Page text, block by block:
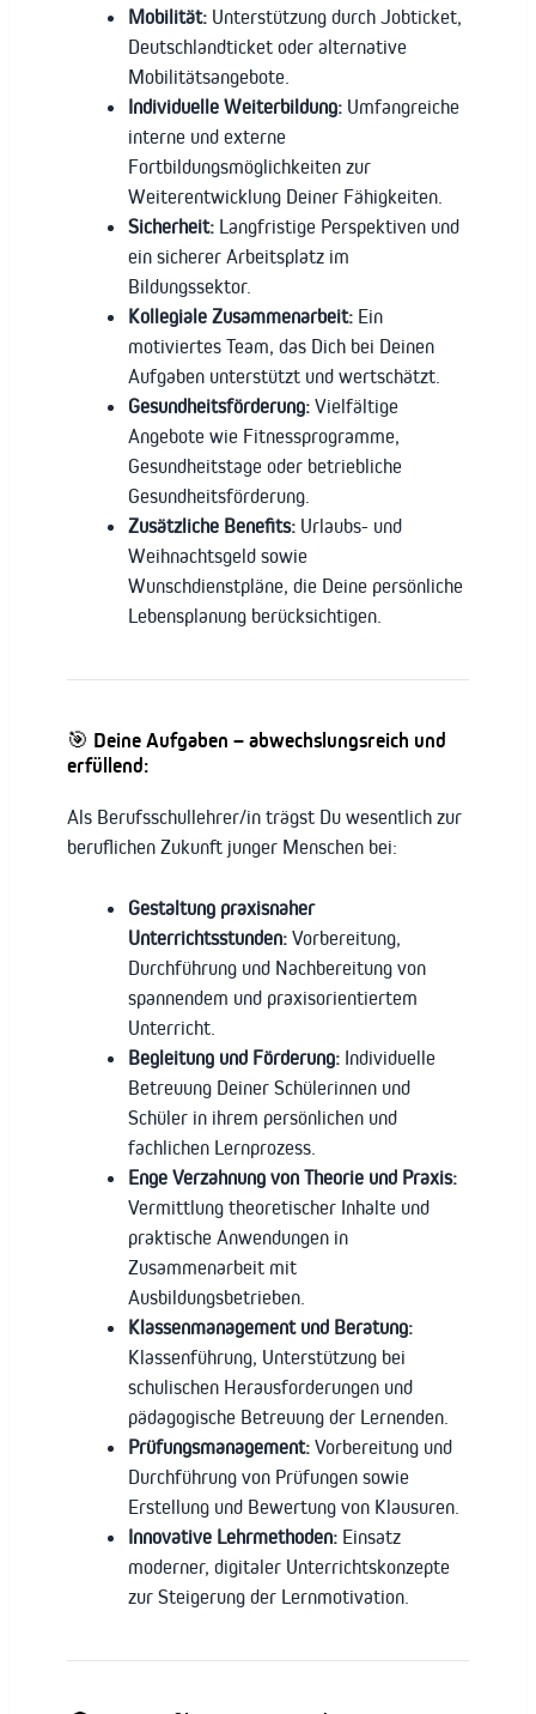
Mobilität: Unterstützung durch Jobticket,
Deutschlandticket oder alternative
Mobilitätsangebote.
Individuelle Weiterbildung: Umfangreiche
interne und externe
Fortbildungsmöglichkeiten zur
Weiterentwicklung Deiner Fähigkeiten.
Sicherheit: Langfristige Perspektiven und
ein sicherer Arbeitsplatz im
Bildungssektor.
Kollegiale Zusammenarbeit: Ein
motiviertes Team, das Dich bei Deinen
Aufgaben unterstützt und wertschätzt.
Gesundheitsförderung: Vielfältige
Angebote wie Fitnessprogramme,
Gesundheitstage oder betriebliche
Gesundheitsförderung.
Zusätzliche Benefits: Urlaubs- und
Weihnachtsgeld sowie
Wunschdienstpläne, die Deine persönliche
Lebensplanung berücksichtigen.
🎯 Deine Aufgaben – abwechslungsreich und
erfüllend:
Als Berufsschullehrer/in trägst Du wesentlich zur
beruflichen Zukunft junger Menschen bei:
Gestaltung praxisnaher
Unterrichtsstunden: Vorbereitung,
Durchführung und Nachbereitung von
spannendem und praxisorientiertem
Unterricht.
Begleitung und Förderung: Individuelle
Betreuung Deiner Schülerinnen und
Schüler in ihrem persönlichen und
fachlichen Lernprozess.
Enge Verzahnung von Theorie und Praxis:
Vermittlung theoretischer Inhalte und
praktische Anwendungen in
Zusammenarbeit mit
Ausbildungsbetrieben.
Klassenmanagement und Beratung:
Klassenführung, Unterstützung bei
schulischen Herausforderungen und
pädagogische Betreuung der Lernenden.
Prüfungsmanagement: Vorbereitung und
Durchführung von Prüfungen sowie
Erstellung und Bewertung von Klausuren.
Innovative Lehrmethoden: Einsatz
moderner, digitaler Unterrichtskonzepte
zur Steigerung der Lernmotivation.